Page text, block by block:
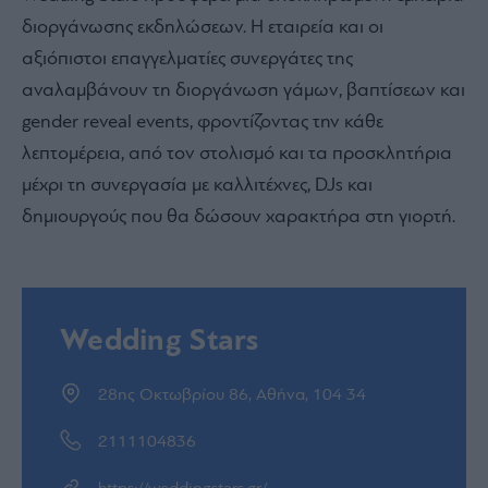
διοργάνωσης εκδηλώσεων. Η εταιρεία και οι
αξιόπιστοι επαγγελματίες συνεργάτες της
αναλαμβάνουν τη διοργάνωση γάμων, βαπτίσεων και
gender reveal events, φροντίζοντας την κάθε
λεπτομέρεια, από τον στολισμό και τα προσκλητήρια
μέχρι τη συνεργασία με καλλιτέχνες, DJs και
δημιουργούς που θα δώσουν χαρακτήρα στη γιορτή.
Wedding Stars
28ης Οκτωβρίου 86, Αθήνα, 104 34
2111104836